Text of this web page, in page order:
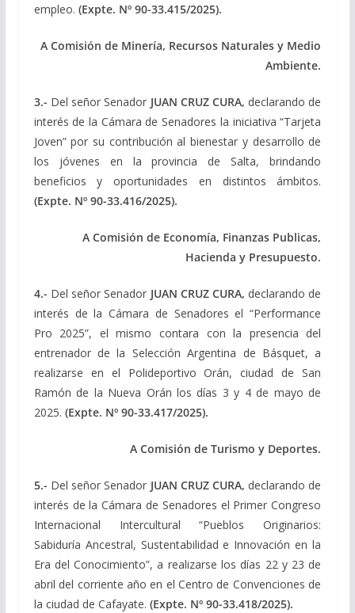
empleo. (Expte. Nº 90-33.415/2025).
A Comisión de Minería, Recursos Naturales y Medio
Ambiente.
3.- Del señor Senador JUAN CRUZ CURA, declarando de
interés de la Cámara de Senadores la iniciativa “Tarjeta
Joven” por su contribución al bienestar y desarrollo de
los jóvenes en la provincia de Salta, brindando
beneficios y oportunidades en distintos ámbitos.
(Expte. Nº 90-33.416/2025).
A Comisión de Economía, Finanzas Publicas,
Hacienda y Presupuesto.
4.- Del señor Senador JUAN CRUZ CURA, declarando de
interés de la Cámara de Senadores el “Performance
Pro 2025”, el mismo contara con la presencia del
entrenador de la Selección Argentina de Básquet, a
realizarse en el Polideportivo Orán, ciudad de San
Ramón de la Nueva Orán los días 3 y 4 de mayo de
2025. (Expte. Nº 90-33.417/2025).
A Comisión de Turismo y Deportes.
5.- Del señor Senador JUAN CRUZ CURA, declarando de
interés de la Cámara de Senadores el Primer Congreso
Internacional Intercultural “Pueblos Originarios:
Sabiduría Ancestral, Sustentabilidad e Innovación en la
Era del Conocimiento”, a realizarse los días 22 y 23 de
abril del corriente año en el Centro de Convenciones de
la ciudad de Cafayate. (Expte. Nº 90-33.418/2025).